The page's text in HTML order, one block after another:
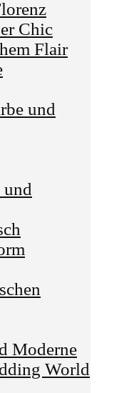
Chic
Flair
und
Moderne
World